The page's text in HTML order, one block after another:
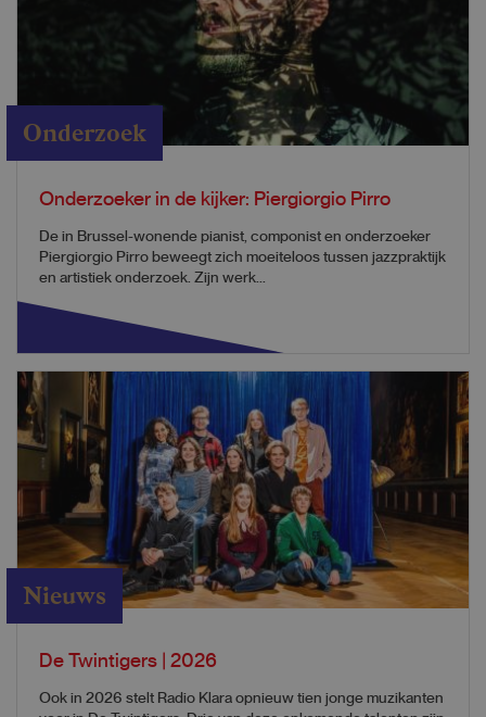
Onderzoek
Onderzoeker in de kijker: Piergiorgio Pirro
De in Brussel-wonende pianist, componist en onderzoeker
Piergiorgio Pirro beweegt zich moeiteloos tussen jazzpraktijk
en artistiek onderzoek. Zijn werk...
Nieuws
De Twintigers | 2026
Ook in 2026 stelt Radio Klara opnieuw tien jonge muzikanten